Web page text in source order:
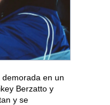
en un
Berzatto y
y se